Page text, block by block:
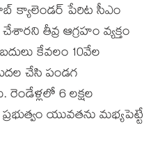
క్యాలెండర్‌ పేరిట సీఎం
తీవ్ర ఆగ్ర‌హం వ్య‌క్తం
కేవలం 10వేల
చేసి పండగ
6 లక్షల
యువతను మభ్యపెట్టే